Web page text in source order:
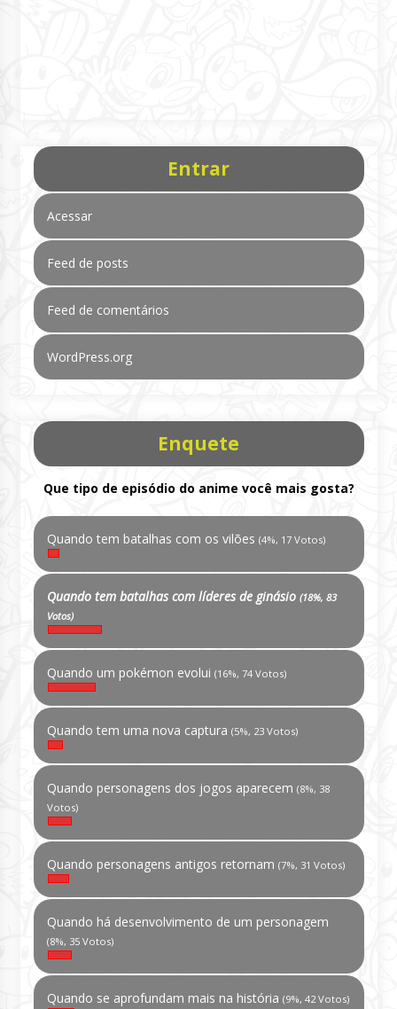
Entrar
Acessar
Feed de posts
Feed de comentários
WordPress.org
Enquete
Que tipo de episódio do anime você mais gosta?
Quando tem batalhas com os vilões (4%, 17 Votos)
Quando tem batalhas com líderes de ginásio (18%, 83
Votos)
Quando um pokémon evolui (16%, 74 Votos)
Quando tem uma nova captura (5%, 23 Votos)
Quando personagens dos jogos aparecem (8%, 38
Votos)
Quando personagens antigos retornam (7%, 31 Votos)
Quando há desenvolvimento de um personagem
(8%, 35 Votos)
Quando se aprofundam mais na história (9%, 42 Votos)